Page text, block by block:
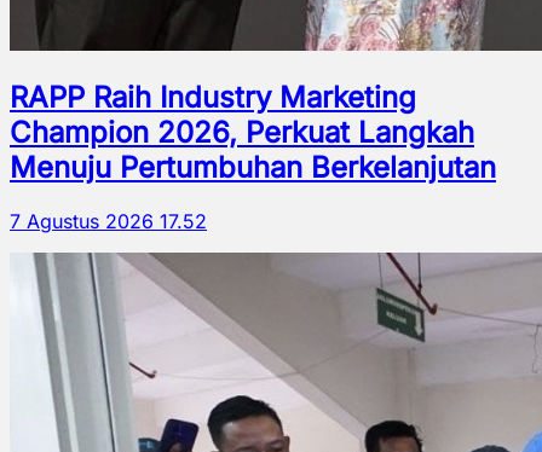
RAPP Raih Industry Marketing
Champion 2026, Perkuat Langkah
Menuju Pertumbuhan Berkelanjutan
7 Agustus 2026 17.52